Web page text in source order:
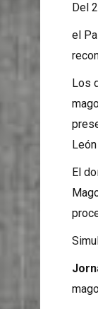
Del
el
Los
El